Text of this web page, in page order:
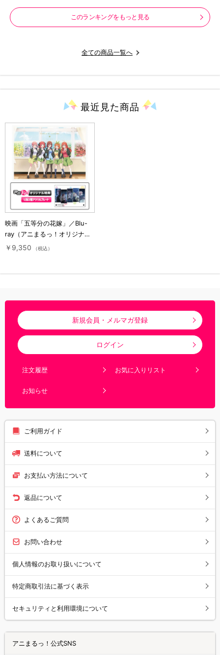
このランキングをもっと見る
全ての商品一覧へ
最近見た商品
映画「五等分の花嫁」／Blu-
ray（アニまるっ！オリジナル
特典付き）
￥9,350 （税込）
新規会員・メルマガ登録
ログイン
注文履歴 お気に入りリスト
お知らせ
ご利用ガイド
送料について
お支払い方法について
返品について
よくあるご質問
お問い合わせ
個人情報のお取り扱いについて
特定商取引法に基づく表示
セキュリティと利用環境について
アニまるっ！公式SNS